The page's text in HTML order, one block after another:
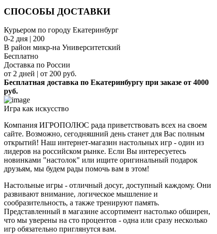
СПОСОБЫ ДОСТАВКИ
Курьером по городу Екатеринбург
0-2 дня | 200
В район микр-на Университетский
Бесплатно
Доставка по России
от 2 дней | от 200 руб.
Бесплатная доставка по Екатеринбургу при заказе от 4000
руб.
Игра как искусство
Компания ИГРОПОЛЮС рада приветствовать всех на своем
сайте. Возможно, сегодняшний день станет для Вас полным
открытий! Наш интернет-магазин настольных игр - один из
лидеров на российском рынке. Если Вы интересуетесь
новинками "настолок" или ищите оригинальный подарок
друзьям, мы будем рады помочь вам в этом!
Настольные игры - отличный досуг, доступный каждому. Они
развивают внимание, логическое мышление и
сообразительность, а также тренируют память.
Представленный в магазине ассортимент настолько обширен,
что мы уверены на сто процентов - одна или сразу несколько
игр обязательно приглянутся вам.